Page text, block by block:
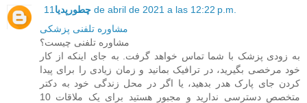
چطورپدیا 11 de abril de 2021 a las 12:22 p.m.
مشاوره تلفنی پزشکی
مشاوره تلفنی چیست؟
به زودی پزشک با شما تماس خواهد گرفت. به جای اینکه از کار
خود مرخصی بگیرید، در ترافیک بمانید و زمان زیادی را برای پیدا
کردن جای پارک هدر بدهید، یا اگر در محل زندگی خود به دکتر
متخصص دسترسی ندارید و مجبور هستید برای یک ملاقات 10